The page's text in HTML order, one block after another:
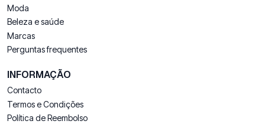
Moda
Beleza e saúde
Marcas
Perguntas frequentes
INFORMAÇÃO
Contacto
Termos e Condições
Política de Reembolso